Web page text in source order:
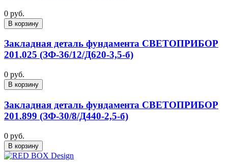
0 руб.
В корзину
Закладная деталь фундамента СВЕТОПРИБОР
201.025 (ЗФ-36/12/Д620-3,5-б)
0 руб.
В корзину
Закладная деталь фундамента СВЕТОПРИБОР
201.899 (ЗФ-30/8/Д440-2,5-б)
0 руб.
В корзину